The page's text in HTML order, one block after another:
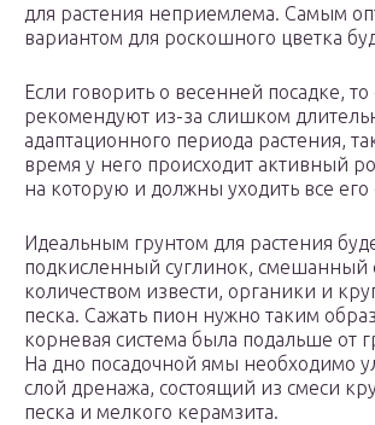
для растения неприемлема. Самым
вариантом для роскошного цветка
Если говорить о весенней посадке, то
рекомендуют из-за слишком
адаптационного периода растения,
время у него происходит активный
на которую и должны уходить все его
Идеальным грунтом для растения
подкисленный суглинок, смешанный
количеством извести, органики и
песка. Сажать пион нужно таким
корневая система была подальше от
На дно посадочной ямы необходимо
слой дренажа, состоящий из смеси
песка и мелкого керамзита.